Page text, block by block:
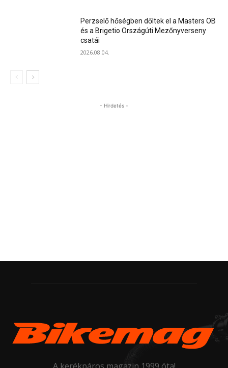
Perzselő hőségben dőltek el a Masters OB
és a Brigetio Országúti Mezőnyverseny
csatái
2026.08.04.
- Hirdetés -